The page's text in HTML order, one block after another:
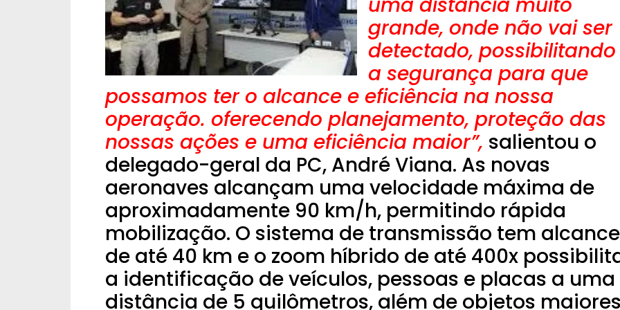
uma distância muito
grande, onde não vai ser
detectado, possibilitando
a segurança para que
possamos ter o alcance e eficiência na nossa
operação. oferecendo planejamento, proteção das
nossas ações e uma eficiência maior”, salientou o
delegado-geral da PC, André Viana. As novas
aeronaves alcançam uma velocidade máxima de
aproximadamente 90 km/h, permitindo rápida
mobilização. O sistema de transmissão tem alcance
de até 40 km e o zoom híbrido de até 400x
a identificação de veículos, pessoas e placas a uma
distância de 5 quilômetros, além de objetos